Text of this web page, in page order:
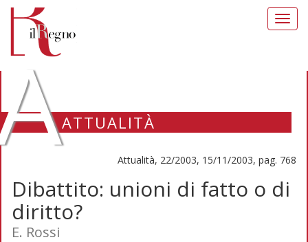
ATTUALITÀ
Attualità, 22/2003, 15/11/2003, pag. 768
Dibattito: unioni di fatto o di
diritto?
E. Rossi